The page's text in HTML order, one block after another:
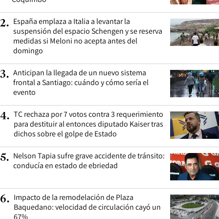
2. España emplaza a Italia a levantar la
suspensión del espacio Schengen y se reserva
medidas si Meloni no acepta antes del
domingo
3. Anticipan la llegada de un nuevo sistema
frontal a Santiago: cuándo y cómo sería el
evento
4. TC rechaza por 7 votos contra 3 requerimiento
para destituir al entonces diputado Kaiser tras
dichos sobre el golpe de Estado
5. Nelson Tapia sufre grave accidente de tránsito:
conducía en estado de ebriedad
6. Impacto de la remodelación de Plaza
Baquedano: velocidad de circulación cayó un
67%